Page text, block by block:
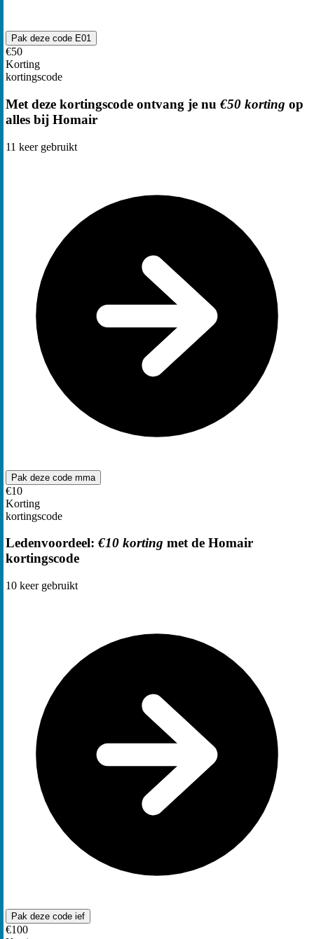
Pak deze code E01
€50
Korting
kortingscode
Met deze kortingscode ontvang je nu €50 korting op
alles bij Homair
11 keer gebruikt
Pak deze code mma
€10
Korting
kortingscode
Ledenvoordeel: €10 korting met de Homair
kortingscode
10 keer gebruikt
Pak deze code ief
€100